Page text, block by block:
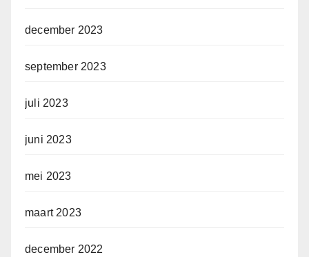
december 2023
september 2023
juli 2023
juni 2023
mei 2023
maart 2023
december 2022